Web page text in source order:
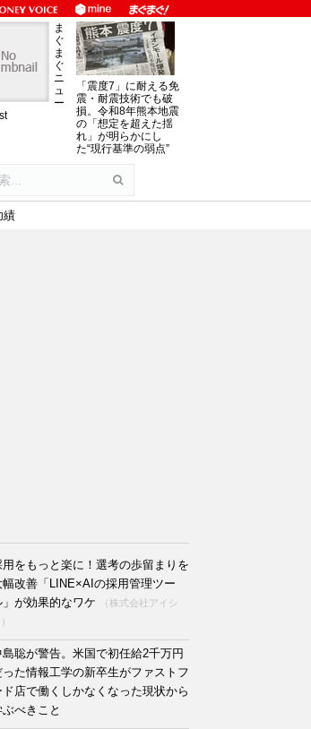
ま
ぐ
ま
ぐ
ニ
ュ
ー
「震度7」に耐える免
震・耐震技術でも破
損。令和8年熊本地震
の「想定を超えた揺
れ」が明らかにし
た“現行基準の弱点”
績
用をもっと楽に！選考の歩留まりを
幅改善「LINE×AIの採用管理ツー
」が効果的なワケ
（株式会社アイシ
島聡が警告。米国で初任給2千万円
った情報工学の新卒生がファストフ
ド店で働くしかなくなった現状から
ぶべきこと